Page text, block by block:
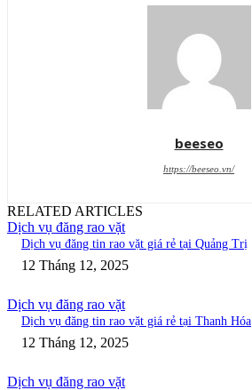
beeseo
https://beeseo.vn/
RELATED ARTICLES
Dịch vụ đăng rao vặt
Dịch vụ đăng tin rao vặt giá rẻ tại Quảng Trị
12 Tháng 12, 2025
Dịch vụ đăng rao vặt
Dịch vụ đăng tin rao vặt giá rẻ tại Thanh Hóa
12 Tháng 12, 2025
Dịch vụ đăng rao vặt